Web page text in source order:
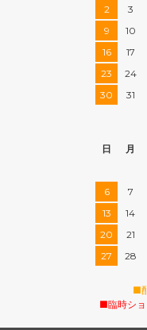
2
3
9
10
16
17
23
24
30
31
日
月
6
7
13
14
20
21
27
28
■
■臨時ショ